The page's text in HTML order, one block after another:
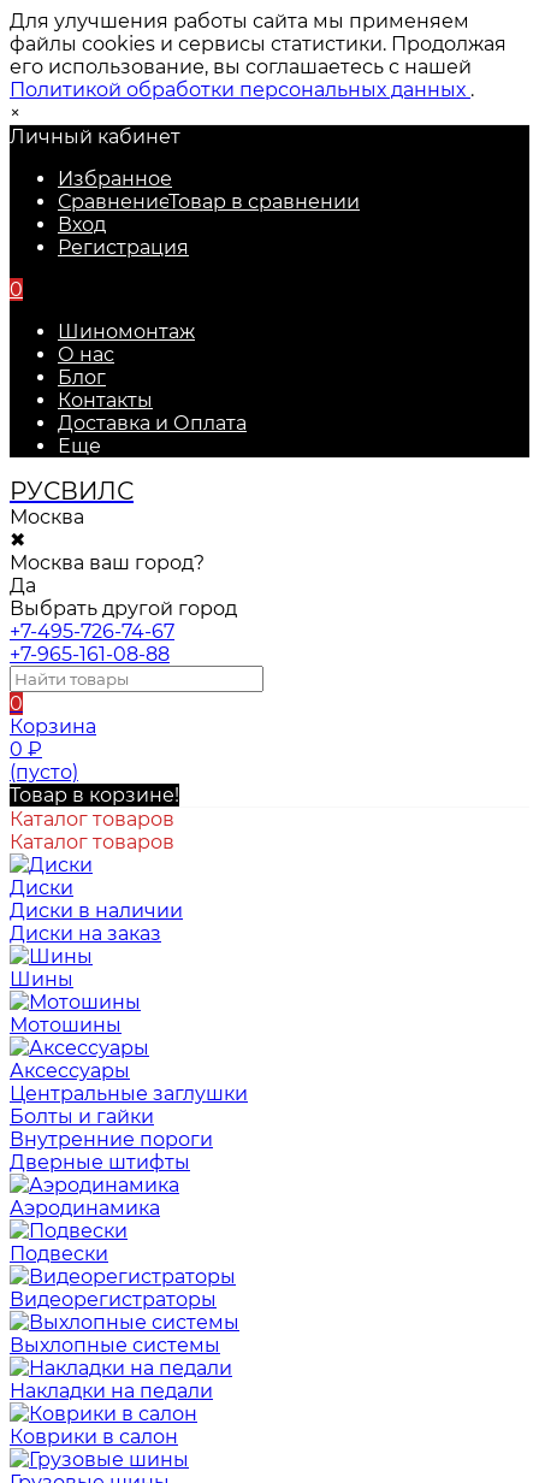
Для улучшения работы сайта мы применяем
файлы cookies и сервисы статистики. Продолжая
его использование, вы соглашаетесь с нашей
Политикой обработки персональных данных .
×
Личный кабинет
Избранное
СравнениеТовар в сравнении
Вход
Регистрация
0
Шиномонтаж
О нас
Блог
Контакты
Доставка и Оплата
Еще
РУСВИЛС
Москва
✖
Москва ваш город?
Да
Выбрать другой город
+7-495-726-74-67
+7-965-161-08-88
0
Корзина
0 ₽
(пусто)
Товар в корзине!
Каталог товаров
Каталог товаров
Диски
Диски в наличии
Диски на заказ
Шины
Мотошины
Аксессуары
Центральные заглушки
Болты и гайки
Внутренние пороги
Дверные штифты
Аэродинамика
Подвески
Видеорегистраторы
Выхлопные системы
Накладки на педали
Коврики в салон